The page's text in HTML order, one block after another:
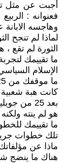
وهاجسه
لماذا لم تنجح
الثورة لم تقع
ما تقييمك
الإسلام
ما موقفك من 25 جويلية؟ هل كان انقلابا؟
كانت هبة
بعد 25 من جويلية تصاعدت أصوات تقول بنهاية الإسلام السياسي، ما رأيك في هذه الأطروحة؟
هو لم ينته
ما تقييمك
تلك خطوات
ماذا عن
هناك ما ينضج